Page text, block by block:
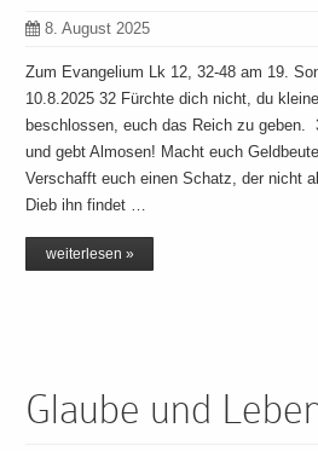
8. August 2025
Zum Evangelium Lk 12, 32-48 am 19.
10.8.2025 32 Fürchte dich nicht, du
beschlossen, euch das Reich zu geben.
und gebt Almosen! Macht euch
Verschafft euch einen Schatz, der nicht
Dieb ihn findet …
weiterlesen »
Glaube und